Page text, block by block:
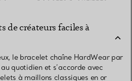
de créateurs faciles à
le bracelet chaîne HardWear par
quotidien et s’accorde avec
à maillons classiques en or